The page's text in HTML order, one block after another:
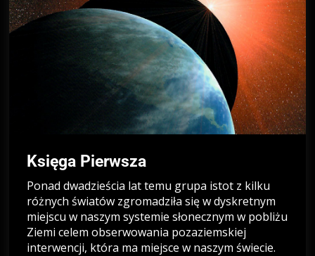
Księga Pierwsza
Ponad dwadzieścia lat temu grupa istot z kilku
różnych światów zgromadziła się w dyskretnym
miejscu w naszym systemie słonecznym w pobliżu
Ziemi celem obserwowania pozaziemskiej
interwencji, która ma miejsce w naszym świecie.